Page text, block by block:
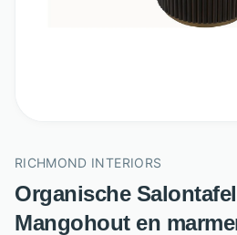
RICHMOND INTERIORS
Organische
Mangohout en